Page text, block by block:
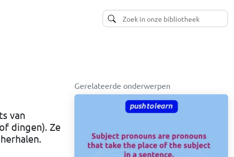
van
dingen). Ze
Gerelateerde onderwerpen